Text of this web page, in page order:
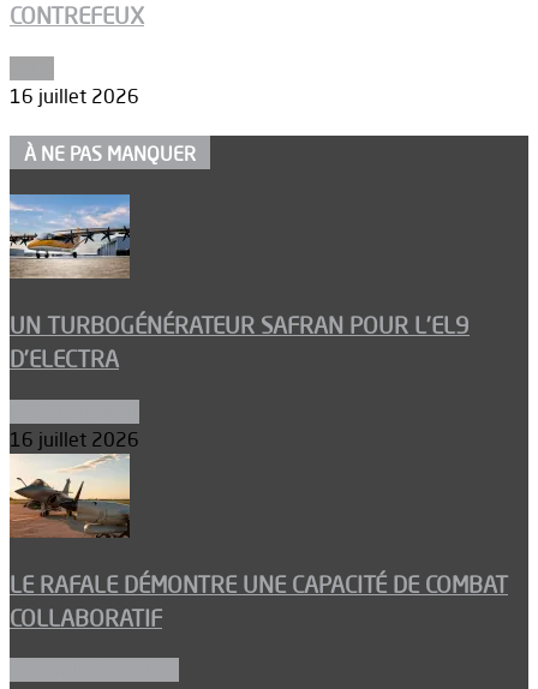
CONTREFEUX
16 juillet 2026
À NE PAS MANQUER
UN TURBOGÉNÉRATEUR SAFRAN POUR L’EL9
D’ELECTRA
16 juillet 2026
LE RAFALE DÉMONTRE UNE CAPACITÉ DE COMBAT
COLLABORATIF